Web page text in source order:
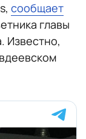
сообщает
главы
Известно,